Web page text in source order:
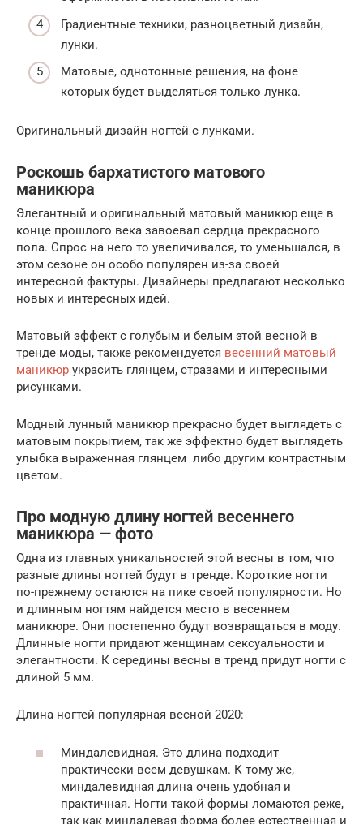
Градиентные техники, разноцветный дизайн,
лунки.
Матовые, однотонные решения, на фоне
которых будет выделяться только лунка.
Оригинальный дизайн ногтей с лунками.
Роскошь бархатистого матового
маникюра
Элегантный и оригинальный матовый маникюр еще в
конце прошлого века завоевал сердца прекрасного
пола. Спрос на него то увеличивался, то уменьшался, в
этом сезоне он особо популярен из-за своей
интересной фактуры. Дизайнеры предлагают несколько
новых и интересных идей.
Матовый эффект с голубым и белым этой весной в
тренде моды, также рекомендуется весенний матовый
маникюр украсить глянцем, стразами и интересными
рисунками.
Модный лунный маникюр прекрасно будет выглядеть с
матовым покрытием, так же эффектно будет выглядеть
улыбка выраженная глянцем либо другим контрастным
цветом.
Про модную длину ногтей весеннего
маникюра — фото
Одна из главных уникальностей этой весны в том, что
разные длины ногтей будут в тренде. Короткие ногти
по-прежнему остаются на пике своей популярности. Но
и длинным ногтям найдется место в весеннем
маникюре. Они постепенно будут возвращаться в моду.
Длинные ногти придают женщинам сексуальности и
элегантности. К середины весны в тренд придут ногти с
длиной 5 мм.
Длина ногтей популярная весной 2020:
Миндалевидная. Это длина подходит
практически всем девушкам. К тому же,
миндалевидная длина очень удобная и
практичная. Ногти такой формы ломаются реже,
так как миндалевая форма более естественная и